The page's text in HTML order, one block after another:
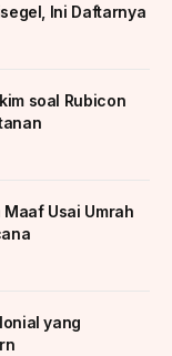
Ini Daftarnya
soal Rubicon
Usai Umrah
yang